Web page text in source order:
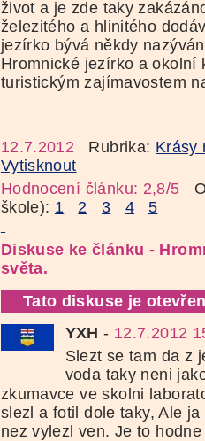
život a je zde taky
železitého a hlinitého
jezírko bývá někdy
Hromnické jezírko a okolní
turistickým zajímavostem
12.7.2012 Rubrika: Krásy
Vytisknout
Hodnocení článku: 2,8/5
škole): 1 2 3 4 5
Diskuse ke článku -
světa.
Tato diskuse je
YXH - 12.7.2012
Slezt se tam da z
voda taky neni
zkumavce ve skolni
slezl a fotil dole taky, Ale
nez vylezl ven. Je to